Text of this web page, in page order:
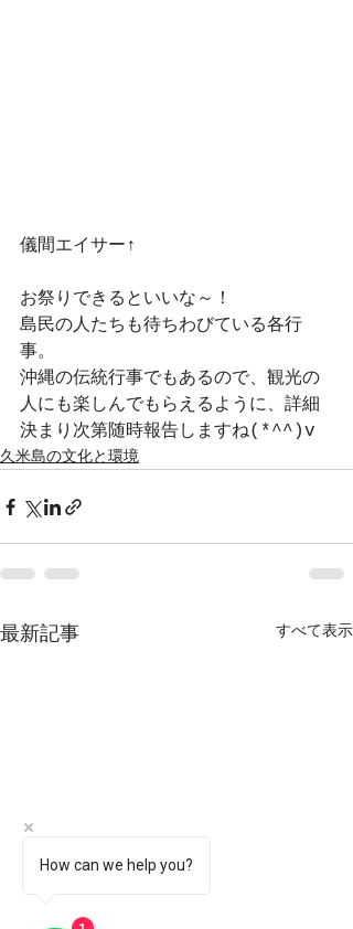
儀間エイサー↑
お祭りできるといいな～！
島民の人たちも待ちわびている各行
事。
沖縄の伝統行事でもあるので、観光の
人にも楽しんでもらえるように、詳細
決まり次第随時報告しますね(*^^)v
久米島の文化と環境
最新記事 すべて表示
How can we help you?